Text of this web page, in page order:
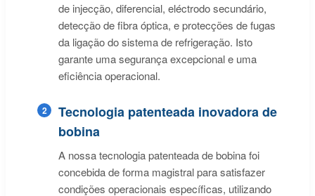
de injecção, diferencial, eléctrodo secundário,
detecção de fibra óptica, e protecções de fugas
da ligação do sistema de refrigeração. Isto
garante uma segurança excepcional e uma
eficiência operacional.
2
Tecnologia patenteada inovadora de
bobina
A nossa tecnologia patenteada de bobina foi
concebida de forma magistral para satisfazer
condições operacionais específicas, utilizando